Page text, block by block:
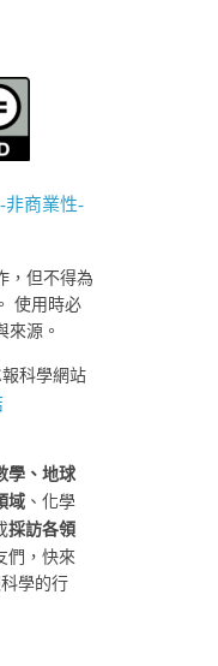
非商業性-
，但不得為
使用時必
來源。
科學網站
學、地球
域 、化學
採訪各領
們，快來
學的行